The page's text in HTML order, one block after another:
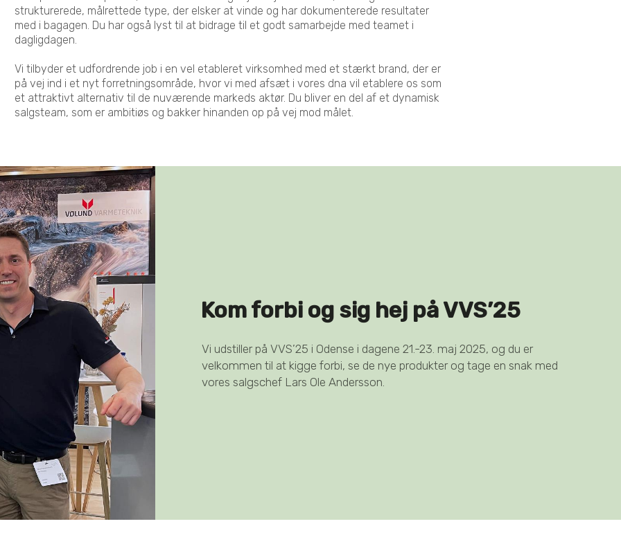
strukturerede, målrettede type, der elsker at vinde og har dokumenterede resultater
med i bagagen. Du har også lyst til at bidrage til et godt samarbejde med teamet i
dagligdagen.
Vi tilbyder et udfordrende job i en vel etableret virksomhed med et stærkt brand, der er
på vej ind i et nyt forretningsområde, hvor vi med afsæt i vores dna vil etablere os som
et attraktivt alternativ til de nuværende markeds aktør. Du bliver en del af et dynamisk
salgsteam, som er ambitiøs og bakker hinanden op på vej mod målet.
Kom forbi og sig hej på VVS’25
Vi udstiller på VVS’25 i Odense i dagene 21.-23. maj 2025, og du er
velkommen til at kigge forbi, se de nye produkter og tage en snak med
vores salgschef Lars Ole Andersson.